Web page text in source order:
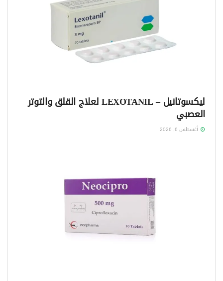
ليكسوتانيل – LEXOTANIL لعلاج القلق والتوتر
العصبي
أغسطس 6, 2026